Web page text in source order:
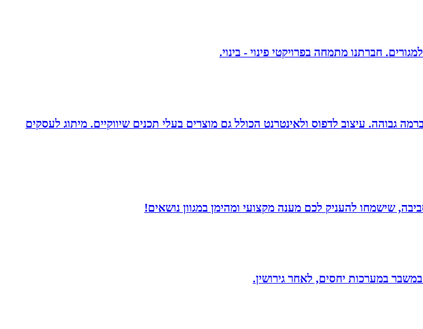
מגוון שירותי עיצוב והפקה ברמה גבוהה. עיצוב לדפוס ולאינטרנט הכולל גם מוצרים בעלי תכנים שיווקיים. מיתוג לעסקים
שישמחו להעניק לכם מענה מקצועי ומהימן במגוון נושאים!
במערכות יחסים, לאחר גירושין.